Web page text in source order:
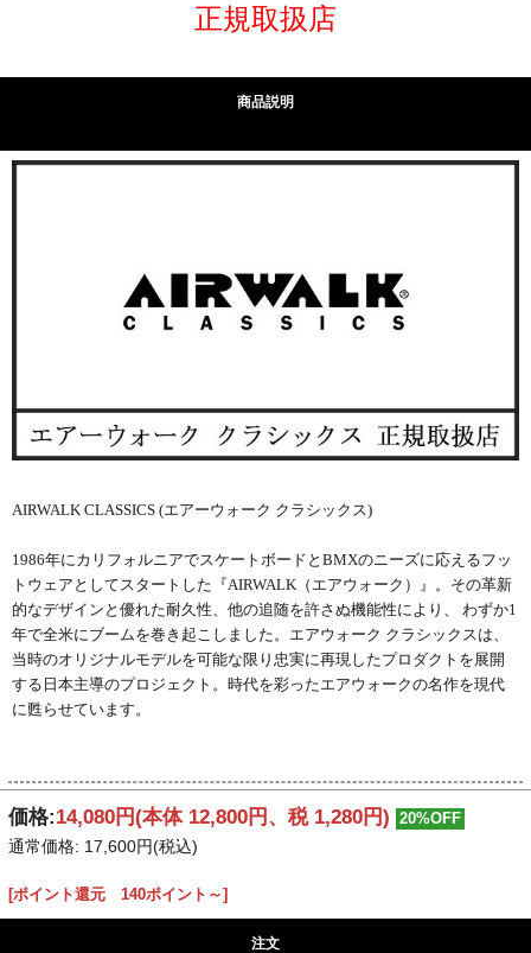
正規取扱店
商品説明
AIRWALK CLASSICS (エアーウォーク クラシックス)
1986年にカリフォルニアでスケートボードとBMXのニーズに応えるフッ
トウェアとしてスタートした『AIRWALK（エアウォーク）』。その革新
的なデザインと優れた耐久性、他の追随を許さぬ機能性により、 わずか1
年で全米にブームを巻き起こしました。エアウォーク クラシックスは、
当時のオリジナルモデルを可能な限り忠実に再現したプロダクトを展開
する日本主導のプロジェクト。時代を彩ったエアウォークの名作を現代
に甦らせています。
価格:14,080円(本体 12,800円、税 1,280円) 20%OFF
通常価格: 17,600円(税込)
[ポイント還元 140ポイント～]
注文